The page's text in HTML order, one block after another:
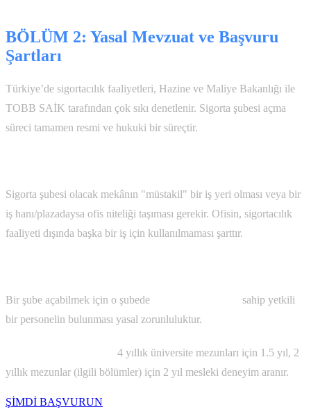
BÖLÜM 2: Yasal Mevzuat ve Başvuru
Şartları
Türkiye’de sigortacılık faaliyetleri, Hazine ve Maliye Bakanlığı ile
TOBB SAİK tarafından çok sıkı denetlenir. Sigorta şubesi açma
süreci tamamen resmi ve hukuki bir süreçtir.
Sigorta şubesi olacak mekânın "müstakil" bir iş yeri olması veya bir
iş hanı/plazadaysa ofis niteliği taşıması gerekir. Ofisin, sigortacılık
faaliyeti dışında başka bir iş için kullanılmaması şarttır.
Bir şube açabilmek için o şubede
sahip yetkili
bir personelin bulunması yasal zorunluluktur.
4 yıllık üniversite mezunları için 1.5 yıl, 2
yıllık mezunlar (ilgili bölümler) için 2 yıl mesleki deneyim aranır.
ŞİMDİ BAŞVURUN